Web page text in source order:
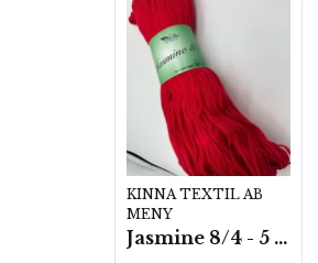
KINNA TEXTIL AB
MENY
Jasmine 8/4 - 5 härvor a200g./fp.